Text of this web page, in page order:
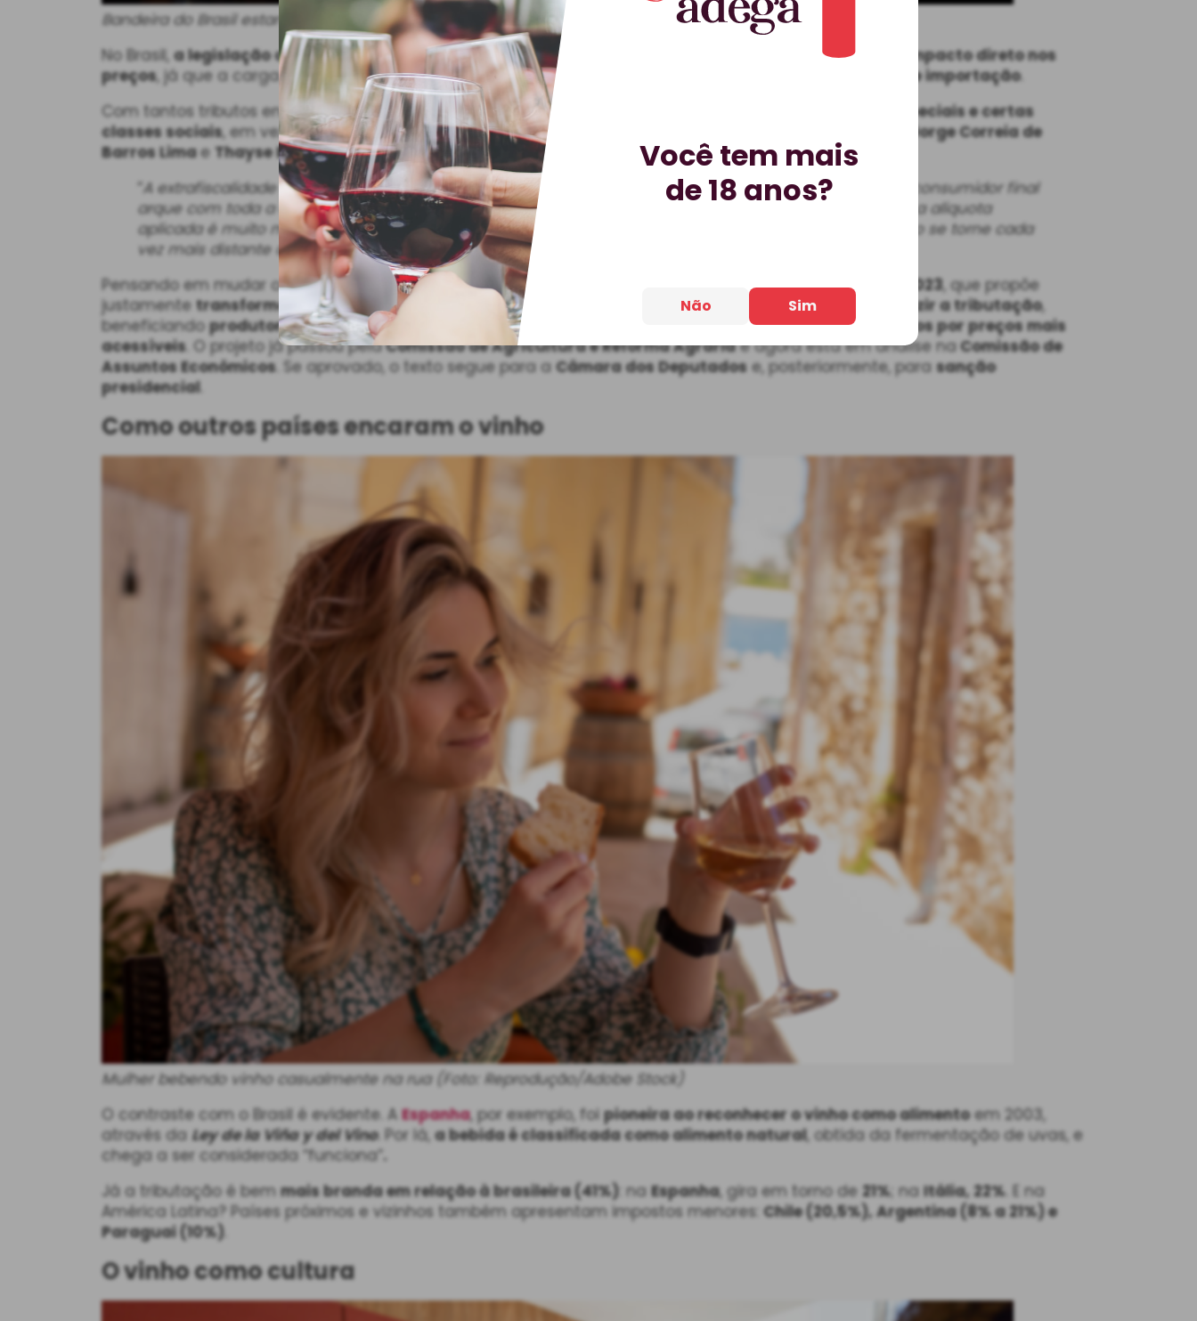
Bandeira do Brasil estampada em uma rolha de espumante (Foto: Reprodução/Adobe Stock)
No Brasil, a legislação ainda trata o vinho “apenas” como bebida alcoólica . Esse enquadramento
tem impacto direto nos
preços, já que a carga tributária chega acerca de 41%, somando os taxas de importação.
Com tantos tributos envolvidos,o vinho acaba se tornando um artigo de luxo
reservado a ocasiões especiais e certas
classes sociais, em vez de ocupar espaço no dia a dia dos brasileiros. Sobre o tema, os juristas
Alberto Jorge Correia de
Barros Limae Thayse Barbosa Diasapontam que:
“A extrafiscalidade a qual se submete o vinho (…) reduz o volume da importação (…) e faz com que o consumidor final
arque com toda a carga tributária, desestimulando o crescimento de mercado (…). Em consequência, a alíquota
aplicada é muito maior em relação ao que deveria ser cobrado, fazendo com que o consumo de vinho se torne cada
vez mais distante da realidade econômica do brasileiro médio
Pensando em mudar o cenário, o senador
Luís Carlos Heinze Projeto de Lei 3594/2023, que propõe
justamente transformar o vinho em alimento . Se aprovado, o texto alterará a Lei nº 7.678e poderá reduzir a tributação,
beneficiandoprodutores, distribuidores e, principalmente, o consumidor final , que terá acesso a
rótulos por preços mais
acessíveis. O projeto já passou pelaComissão de Agricultura e Reforma Agráriae agora está em análise naComissão de
Assuntos Econômicos. Se aprovado, o texto segue para a Câmara dos Deputados e, posteriormente, para sanção
presidencial.
Como outros países encaram o vinho
Mulher bebendo vinho casualmente na rua (Foto: Reprodução/Adobe Stock)
O contraste com o Brasil é evidente. AEspanha, por exemplo, foipioneira ao reconhecer o vinho como alimentoem 2003,
através da Ley de la Viña y del Vino. Por lá, a bebida é classificada como alimento natural, obtida da fermentação de uvas, e
chega a ser considerada “funciona”
Já a tributação é bemmais branda em relação à brasileira (41%): naEspanha, gira em torno de 21%; naItália, 22% . E na
América Latina? Países próximos e vizinhos também apresentam impostos menores: Chile (20,5%), Argentina (8% a 21%) e
Paraguai (10%)
O vinho como cultura
Você tem mais
de 18 anos?
Não Sim